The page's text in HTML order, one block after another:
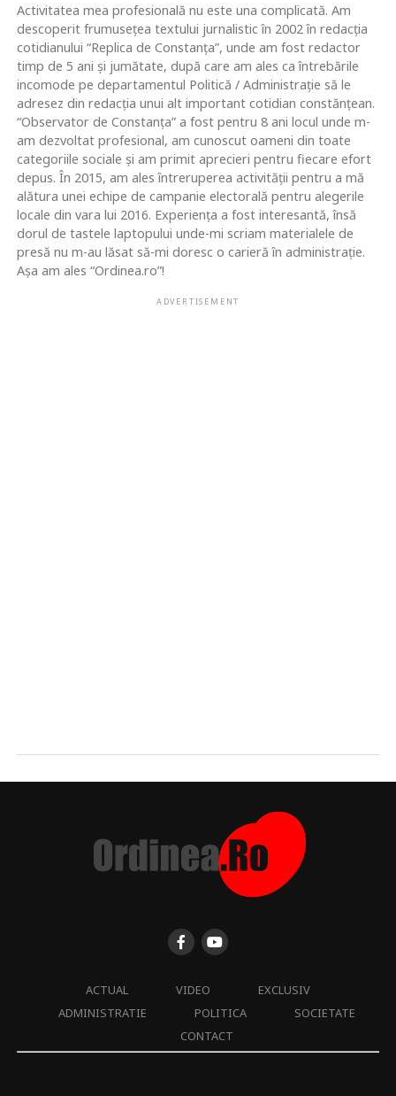
Activitatea mea profesională nu este una complicată. Am
descoperit frumusețea textului jurnalistic în 2002 în redacția
cotidianului “Replica de Constanța”, unde am fost redactor
timp de 5 ani și jumătate, după care am ales ca întrebările
incomode pe departamentul Politică / Administrație să le
adresez din redacția unui alt important cotidian constănțean.
“Observator de Constanța” a fost pentru 8 ani locul unde m-
am dezvoltat profesional, am cunoscut oameni din toate
categoriile sociale și am primit aprecieri pentru fiecare efort
depus. În 2015, am ales întreruperea activității pentru a mă
alătura unei echipe de campanie electorală pentru alegerile
locale din vara lui 2016. Experiența a fost interesantă, însă
dorul de tastele laptopului unde-mi scriam materialele de
presă nu m-au lăsat să-mi doresc o carieră în administrație.
Așa am ales “Ordinea.ro”!
ADVERTISEMENT
ACTUAL VIDEO
EXCLUSIV
ADMINISTRATIE
POLITICA
SOCIETATE
CONTACT